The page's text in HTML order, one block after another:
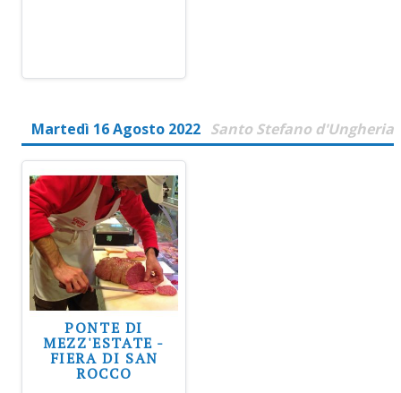
Martedì 16 Agosto 2022 Santo Stefano d'Ungheria
PONTE DI
MEZZ'ESTATE -
FIERA DI SAN
ROCCO